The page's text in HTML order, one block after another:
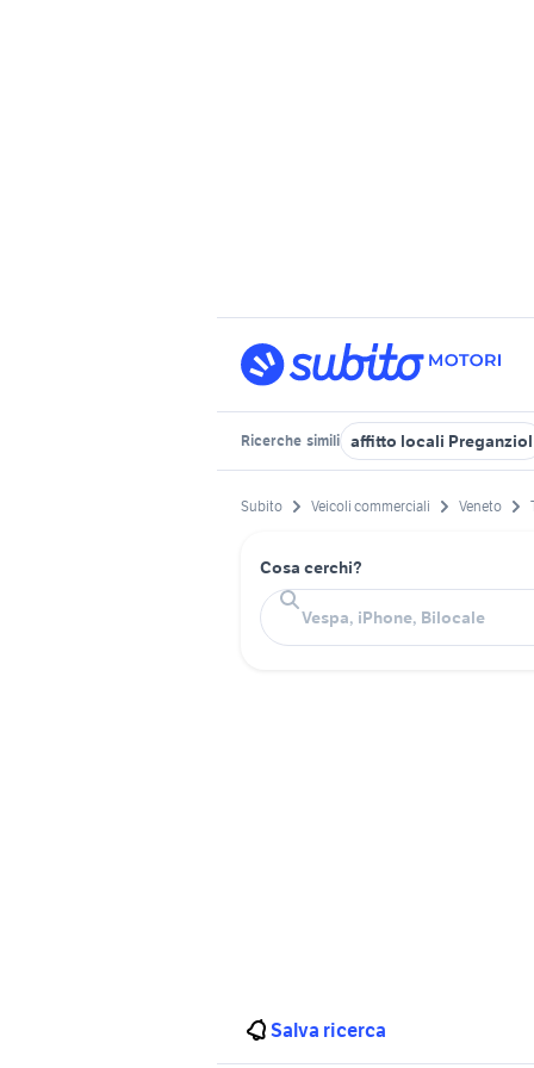
Ricerche simili affitto locali Preganziol
Subito Veicoli commerciali Veneto
Cosa cerchi?
Salva ricerca